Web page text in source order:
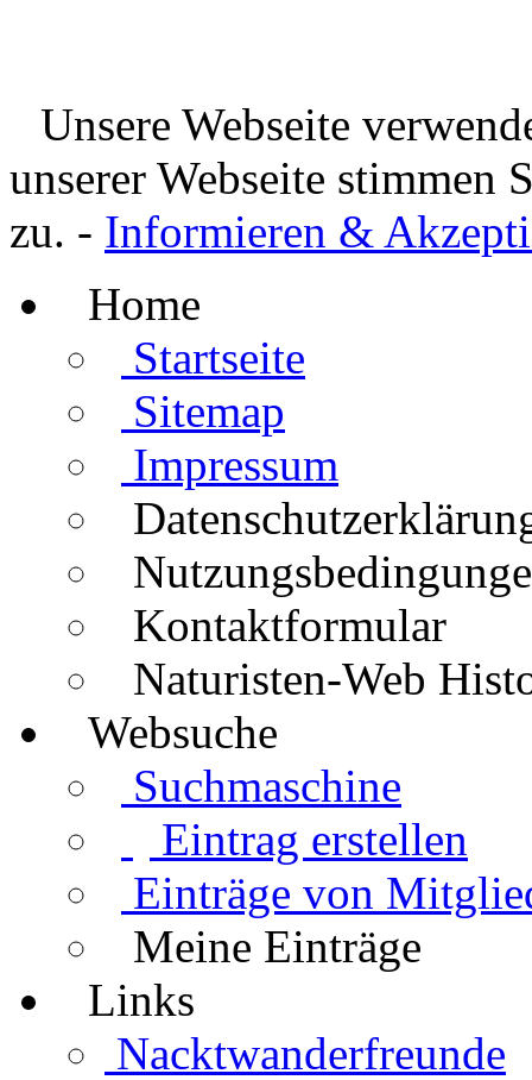
Unsere Webseite
unserer Webseite stimmen
zu. - Informieren &
Home
Startseite
Sitemap
Impressum
Kontaktformular
Naturisten-Web
Websuche
Suchmaschine
Eintrag erstellen
Einträge von
Meine Einträge
Links
Nacktwanderfreunde